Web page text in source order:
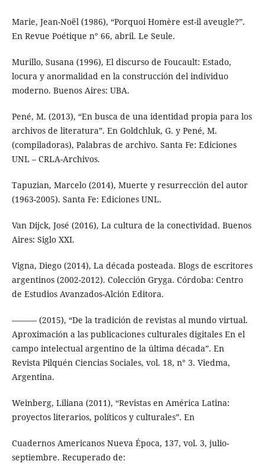
Marie, Jean-Noël (1986), “Porquoi Homère est-il aveugle?”.
En Revue Poétique n° 66, abril. Le Seule.
Murillo, Susana (1996), El discurso de Foucault: Estado,
locura y anormalidad en la construcción del individuo
moderno. Buenos Aires: UBA.
Pené, M. (2013), “En busca de una identidad propia para los
archivos de literatura”. En Goldchluk, G. y Pené, M.
(compiladoras), Palabras de archivo. Santa Fe: Ediciones
UNL – CRLA-Archivos.
Tapuzian, Marcelo (2014), Muerte y resurrección del autor
(1963-2005). Santa Fe: Ediciones UNL.
Van Dijck, José (2016), La cultura de la conectividad. Buenos
Aires: Siglo XXI.
Vigna, Diego (2014), La década posteada. Blogs de escritores
argentinos (2002-2012). Colección Gryga. Córdoba: Centro
de Estudios Avanzados-Alción Editora.
–––––– (2015), “De la tradición de revistas al mundo virtual.
Aproximación a las publicaciones culturales digitales En el
campo intelectual argentino de la última década”. En
Revista Pilquén Ciencias Sociales, vol. 18, n° 3. Viedma,
Argentina.
Weinberg, Liliana (2011), “Revistas en América Latina:
proyectos literarios, políticos y culturales”. En
Cuadernos Americanos Nueva Época, 137, vol. 3, julio-
septiembre. Recuperado de: